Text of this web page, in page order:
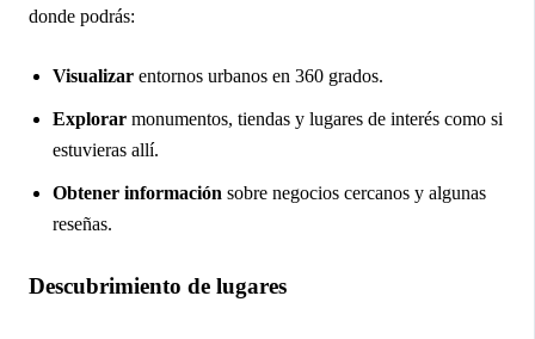
donde podrás:
Visualizar entornos urbanos en 360 grados.
Explorar monumentos, tiendas y lugares de interés como si
estuvieras allí.
Obtener información sobre negocios cercanos y algunas
reseñas.
Descubrimiento de lugares